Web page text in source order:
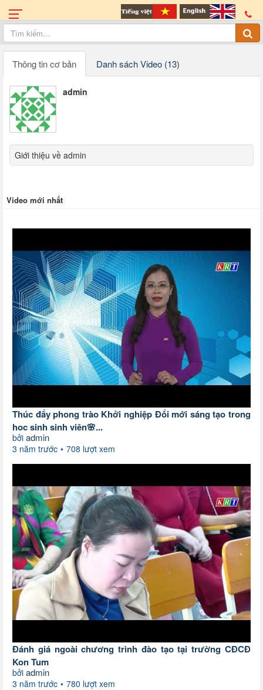
Thông tin cơ bản Danh sách Video (13)
admin
Giới thiệu về admin
Video mới nhất
Thúc đẩy phong trào Khởi nghiệp Đổi mới sáng tạo trong
học sinh sinh viên🌸...
bởi admin
3 năm trước 708 lượt xem
Đánh giá ngoài chương trình đào tạo tại trường CĐCĐ
Kon Tum
bởi admin
3 năm trước 780 lượt xem